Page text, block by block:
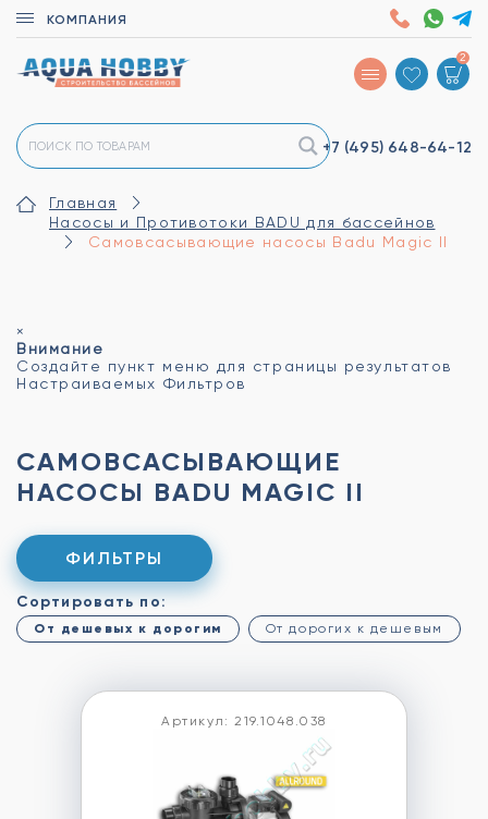
КОМПАНИЯ
+7 (495) 648-64-12
2
Главная
Насосы и Противотоки BADU для бассейнов
Самовсасывающие насосы Badu Magic II
×
Внимание
Создайте пункт меню для страницы результатов
Настраиваемых Фильтров
САМОВСАСЫВАЮЩИЕ
НАСОСЫ BADU MAGIC II
ФИЛЬТРЫ
Сортировать по:
От дешевых к дорогим От дорогих к дешевым
Артикул: 219.1048.038